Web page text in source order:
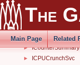
The
Main Page Related
ICondSvc
► IConverter
►
► ICPUCrunchSvc